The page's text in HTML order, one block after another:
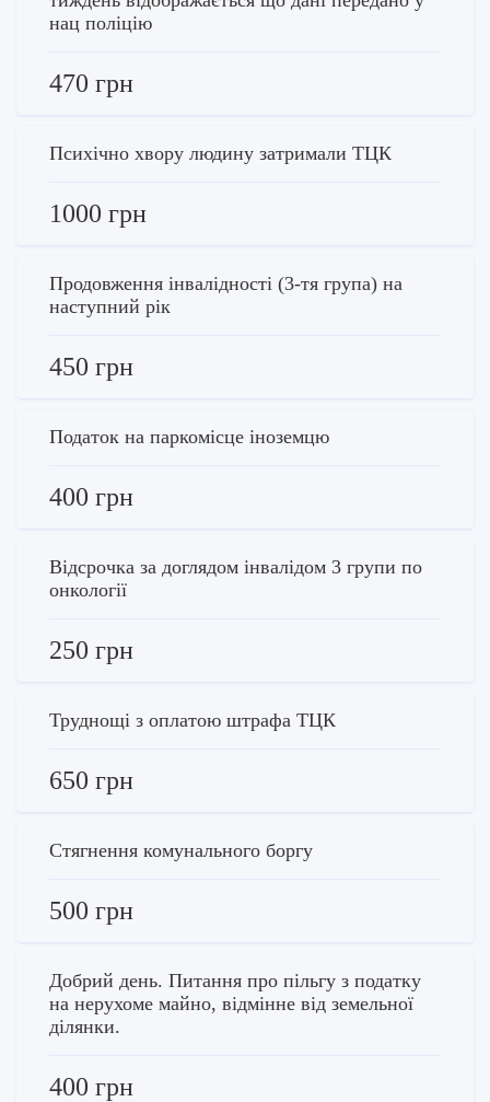
нац поліцію
470 грн
Психічно хвору людину затримали ТЦК
1000 грн
Продовження інвалідності (3-тя група) на
наступний рік
450 грн
Податок на паркомісце іноземцю
400 грн
Відсрочка за доглядом інвалідом 3 групи по
онкології
250 грн
Труднощі з оплатою штрафа ТЦК
650 грн
Стягнення комунального боргу
500 грн
Добрий день. Питання про пільгу з податку
на нерухоме майно, відмінне від земельної
ділянки.
400 грн